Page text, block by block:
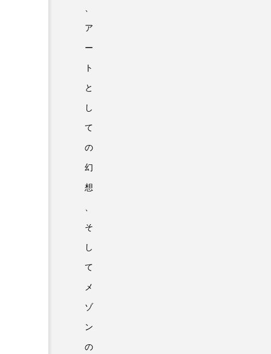
ア
ー
ト
と
し
て
の
幻
想
そ
し
て
メ
ゾ
ン
の